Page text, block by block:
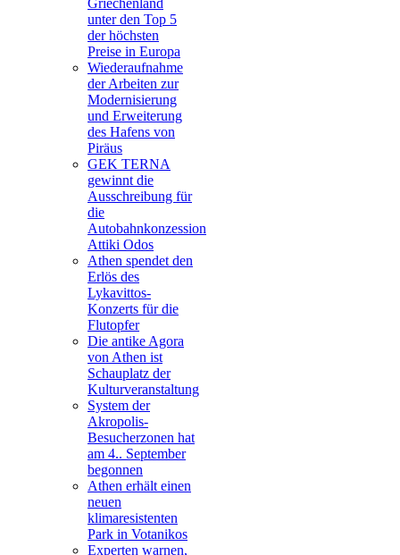
Griechenland
unter den Top 5
der höchsten
Preise in Europa
Wiederaufnahme
der Arbeiten zur
Modernisierung
und Erweiterung
des Hafens von
Piräus
GEK TERNA
gewinnt die
Ausschreibung für
die
Autobahnkonzession
Attiki Odos
Athen spendet den
Erlös des
Lykavittos-
Konzerts für die
Flutopfer
Die antike Agora
von Athen ist
Schauplatz der
Kulturveranstaltung
System der
Akropolis-
Besucherzonen hat
am 4.. September
begonnen
Athen erhält einen
neuen
klimaresistenten
Park in Votanikos
Experten warnen,